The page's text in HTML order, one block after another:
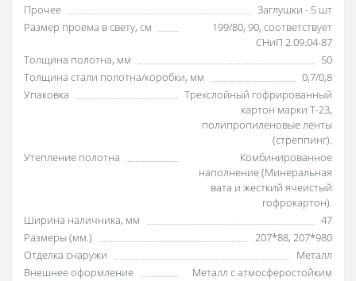
Прочее
Заглушки - 5 шт
Размер проема в свету, см
199/80, 90, соответствует
СНиП 2.09.04-87
Толщина полотна, мм
50
Толщина стали полотна/коробки, мм
0,7/0,8
Упаковка
Трехслойный гофрированный
картон марки Т-23,
полипропиленовые ленты
(стреппинг).
Утепление полотна
Комбинированное
наполнение (Минеральная
вата и жесткий ячеистый
гофрокартон).
Ширина наличника, мм
47
Размеры (мм.)
207*88, 207*980
Отделка снаружи
Металл
Внешнее оформление
Металл с атмосферостойким